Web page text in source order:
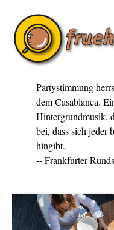
Partystimmung
dem Casablanca.
Hintergrundmusik,
bei, dass sich jeder
hingibt.
-- Frankfurter